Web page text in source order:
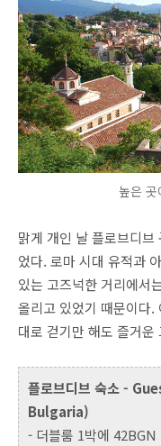
높은 곳
맑게 개인 날 플로브디브
었다. 로마 시대 유적과
있는 고즈넉한 거리에서
올리고 있었기 때문이다.
대로 걷기만 해도 즐거운
플로브디브 숙소 -
Bulgaria)
- 더블룸 1박에